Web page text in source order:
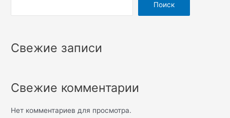
Поиск
Свежие записи
Свежие комментарии
Нет комментариев для просмотра.